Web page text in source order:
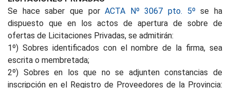
Se hace saber que porACTA Nº 3067 pto. 5º se ha
dispuesto que en los actos de apertura de sobre de
ofertas de Licitaciones Privadas, se admitirán:
1º) Sobres identificados con el nombre de la firma, sea
escrita o membretada;
2º) Sobres en los que no se adjunten constancias de
inscripción en el Registro de Proveedores de la Provincia: